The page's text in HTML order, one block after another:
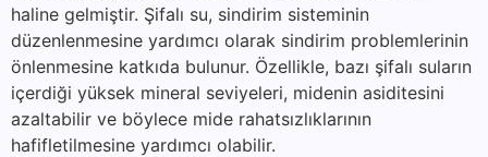
haline gelmiştir. Şifalı su, sindirim sisteminin
düzenlenmesine yardımcı olarak sindirim problemlerinin
önlenmesine katkıda bulunur. Özellikle, bazı şifalı suların
içerdiği yüksek mineral seviyeleri, midenin asiditesini
azaltabilir ve böylece mide rahatsızlıklarının
hafifletilmesine yardımcı olabilir.